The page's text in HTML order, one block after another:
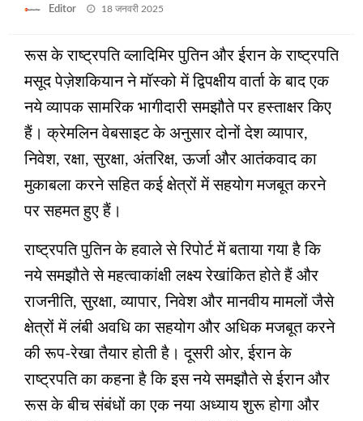
Editor
Posted
18 जनवरी 2025
रूस के राष्‍ट्रपति व्‍लादिमिर पुतिन और ईरान के राष्‍ट्रपति
मसूद पेज़ेशकियान ने मॉस्‍को में द्विपक्षीय वार्ता के बाद एक
नये व्‍यापक सामरिक भागीदारी समझौते पर हस्‍ताक्षर किए
हैं। क्रेमलिन वेबसाइट के अनुसार दोनों देश व्‍यापार,
निवेश, रक्षा, सुरक्षा, अंतरिक्ष, ऊर्जा और आतंकवाद का
मुकाबला करने सहित कई क्षेत्रों में सहयोग मजबूत करने
पर सहमत हुए हैं।
राष्‍ट्रपति पुतिन के हवाले से रिपोर्ट में बताया गया है कि
नये समझौते से महत्‍वाकांक्षी लक्ष्‍य रेखांकित होते हैं और
राजनीति, सुरक्षा, व्‍यापार, निवेश और मानवीय मामलों जैसे
क्षेत्रों में लंबी अवधि का सहयोग और अधिक मजबूत करने
की रूप-रेखा तैयार होती है। दूसरी ओर, ईरान के
राष्‍ट्रपति का कहना है कि इस नये समझौते से ईरान और
रूस के बीच संबंधों का एक नया अध्‍याय शुरू होगा और